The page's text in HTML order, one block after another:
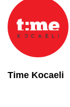
Time Kocaeli